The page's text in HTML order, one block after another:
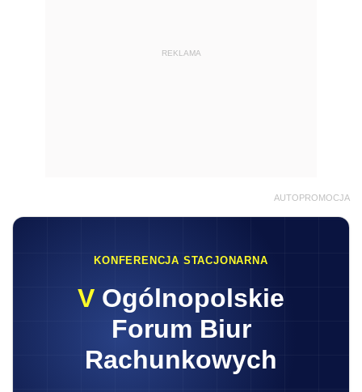
REKLAMA
AUTOPROMOCJA
KONFERENCJA STACJONARNA
V Ogólnopolskie
Forum Biur
Rachunkowych